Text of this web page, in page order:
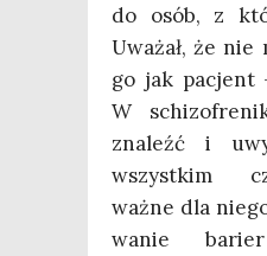
do osób, z
Uwa­żał, że
go jak pacjent
W
zna­leźć i
wszyst­kim
waż­ne dla
wa­nie barier